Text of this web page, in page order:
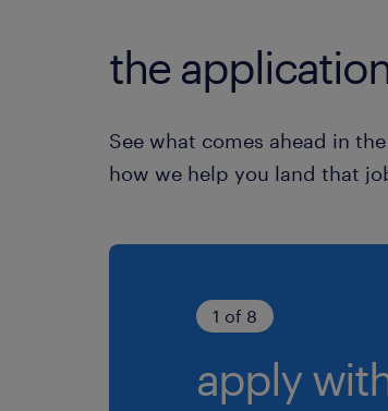
the
See what comes ahead in
how we help you land that
1 of 8
apply